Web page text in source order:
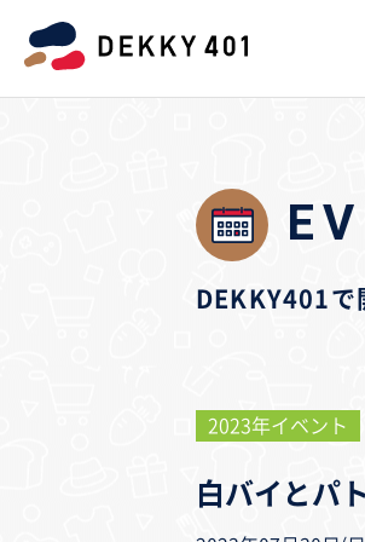
DEKKY401で
2023年イベント
白バイとパ